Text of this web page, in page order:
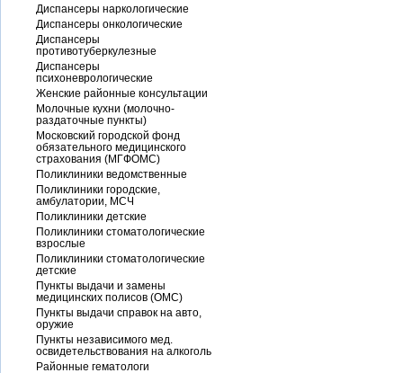
Диспансеры наркологические
Диспансеры онкологические
Диспансеры
противотуберкулезные
Диспансеры
психоневрологические
Женские районные консультации
Молочные кухни (молочно-
раздаточные пункты)
Московский городской фонд
обязательного медицинского
страхования (МГФОМС)
Поликлиники ведомственные
Поликлиники городские,
амбулатории, МСЧ
Поликлиники детские
Поликлиники стоматологические
взрослые
Поликлиники стоматологические
детские
Пункты выдачи и замены
медицинских полисов (ОМС)
Пункты выдачи справок на авто,
оружие
Пункты независимого мед.
освидетельствования на алкоголь
Районные гематологи